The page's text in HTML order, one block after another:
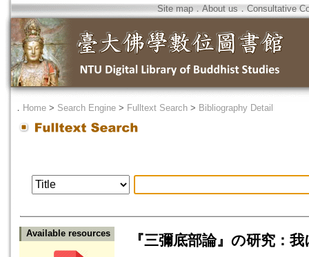
Site map．About us ． Consultative
． Home > Search Engine > Fulltext Search > Bibliography Detail
Available resources
『三彌底部論』の研究：